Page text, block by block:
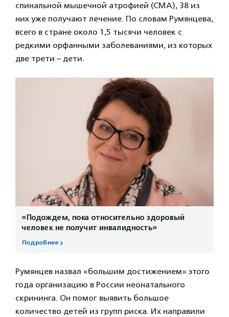
спинальной мышечной атрофией (СМА), 38 из
них уже получают лечение. По словам Румянцева,
всего в стране около 1,5 тысячи человек с
редкими орфанными заболеваниями, из которых
две трети – дети.
«Подождем, пока относительно здоровый
человек не получит инвалидность»
Подробнее
Румянцев назвал «большим достижением» этого
года организацию в России неонатального
скрининга. Он помог выявить большое
количество детей из групп риска. Их направили